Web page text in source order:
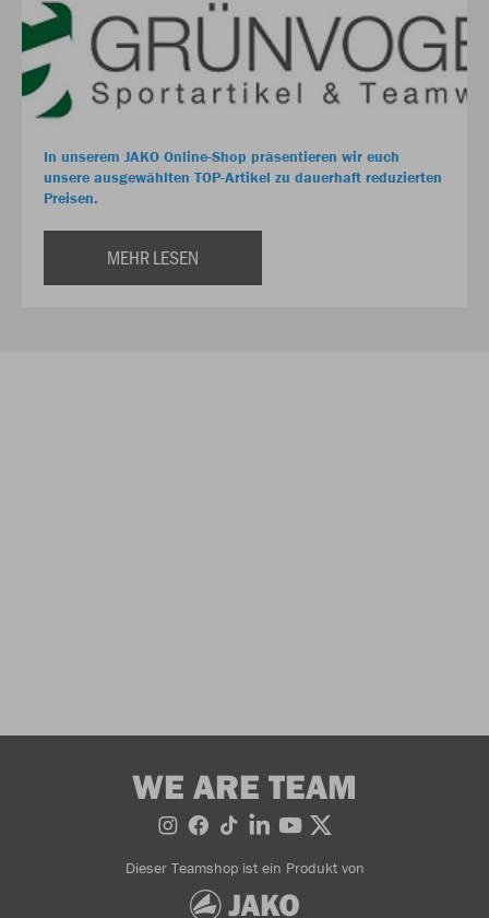
In unserem JAKO Online-Shop präsentieren wir euch
unsere ausgewählten TOP-Artikel zu dauerhaft reduzierten
Preisen.
MEHR LESEN
WE ARE TEAM
Dieser Teamshop ist ein Produkt von